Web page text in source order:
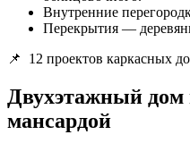
Внутренние
Перекрытия —
📌
12 проектов каркасных
Двухэтажный дом
мансардой